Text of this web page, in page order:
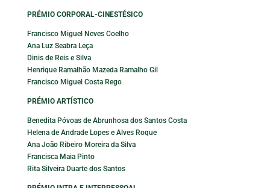
PRÉMIO CORPORAL-CINESTÉSICO
Francisco Miguel Neves Coelho
Ana Luz Seabra Leça
Dinis de Reis e Silva
Henrique Ramalhão Mazeda Ramalho Gil
Francisco Miguel Costa Rego
PRÉMIO ARTÍSTICO
Benedita Póvoas de Abrunhosa dos Santos Costa
Helena de Andrade Lopes e Alves Roque
Ana João Ribeiro Moreira da Silva
Francisca Maia Pinto
Rita Silveira Duarte dos Santos